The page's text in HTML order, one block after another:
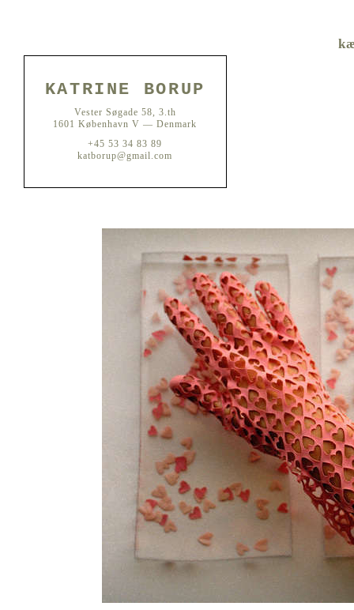
KATRINE BORUP
Vester Søgade 58, 3.th
1601 København V — Denmark
+45 53 34 83 89
katborup@gmail.com